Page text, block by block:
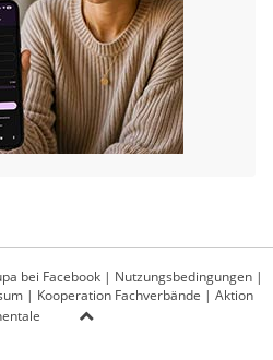
bei Facebook | Nutzungsbedingungen |
| Kooperation Fachverbände | Aktion